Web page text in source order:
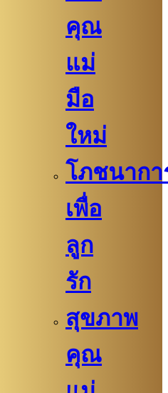
คุณ
แม่
มือ
ใหม่
โภชนากา
เพื่อ
ลูก
รัก
สุขภาพ
คุณ